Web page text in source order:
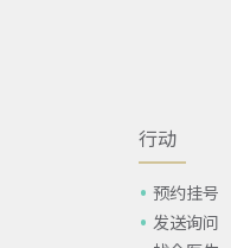
行动
预约挂号
发送询问